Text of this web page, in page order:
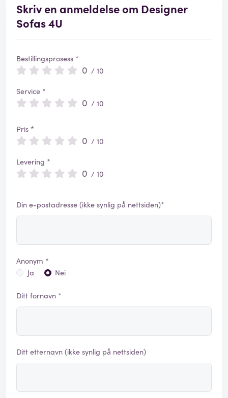
Skriv en anmeldelse om Designer
Sofas 4U
Bestillingsprosess *
0 / 10
Service *
0 / 10
Pris *
0 / 10
Levering *
0 / 10
Din e-postadresse (ikke synlig på nettsiden)*
Anonym *
Ja
Nei
Ditt fornavn *
Ditt etternavn (ikke synlig på nettsiden)